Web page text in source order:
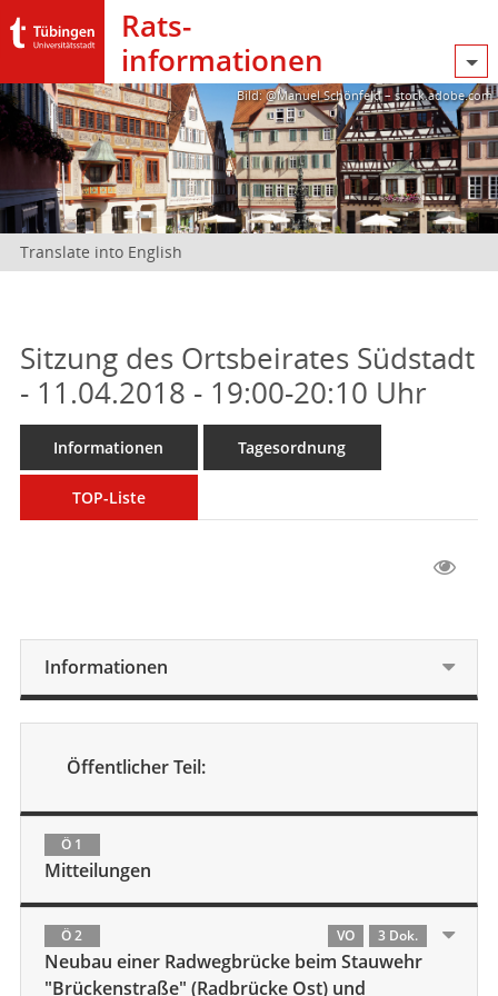
Rats­
informationen
Bild: @Manuel Schönfeld – stock.adobe.com
Translate into English
Sitzung des Ortsbeirates Südstadt
- 11.04.2018 - 19:00-20:10 Uhr
Informationen Tagesordnung
TOP-Liste
Informationen
Öffentlicher Teil:
Ö 1
Mitteilungen
Ö 2 VO 3 Dok.
Neubau einer Radwegbrücke beim Stauwehr
"Brückenstraße" (Radbrücke Ost) und